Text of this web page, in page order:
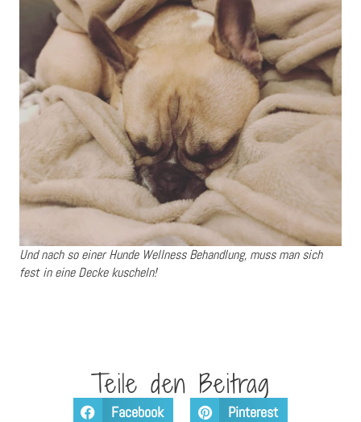
Und nach so einer Hunde Wellness Behandlung, muss man sich
fest in eine Decke kuscheln!
Teile den Beitrag
Facebook Pinterest